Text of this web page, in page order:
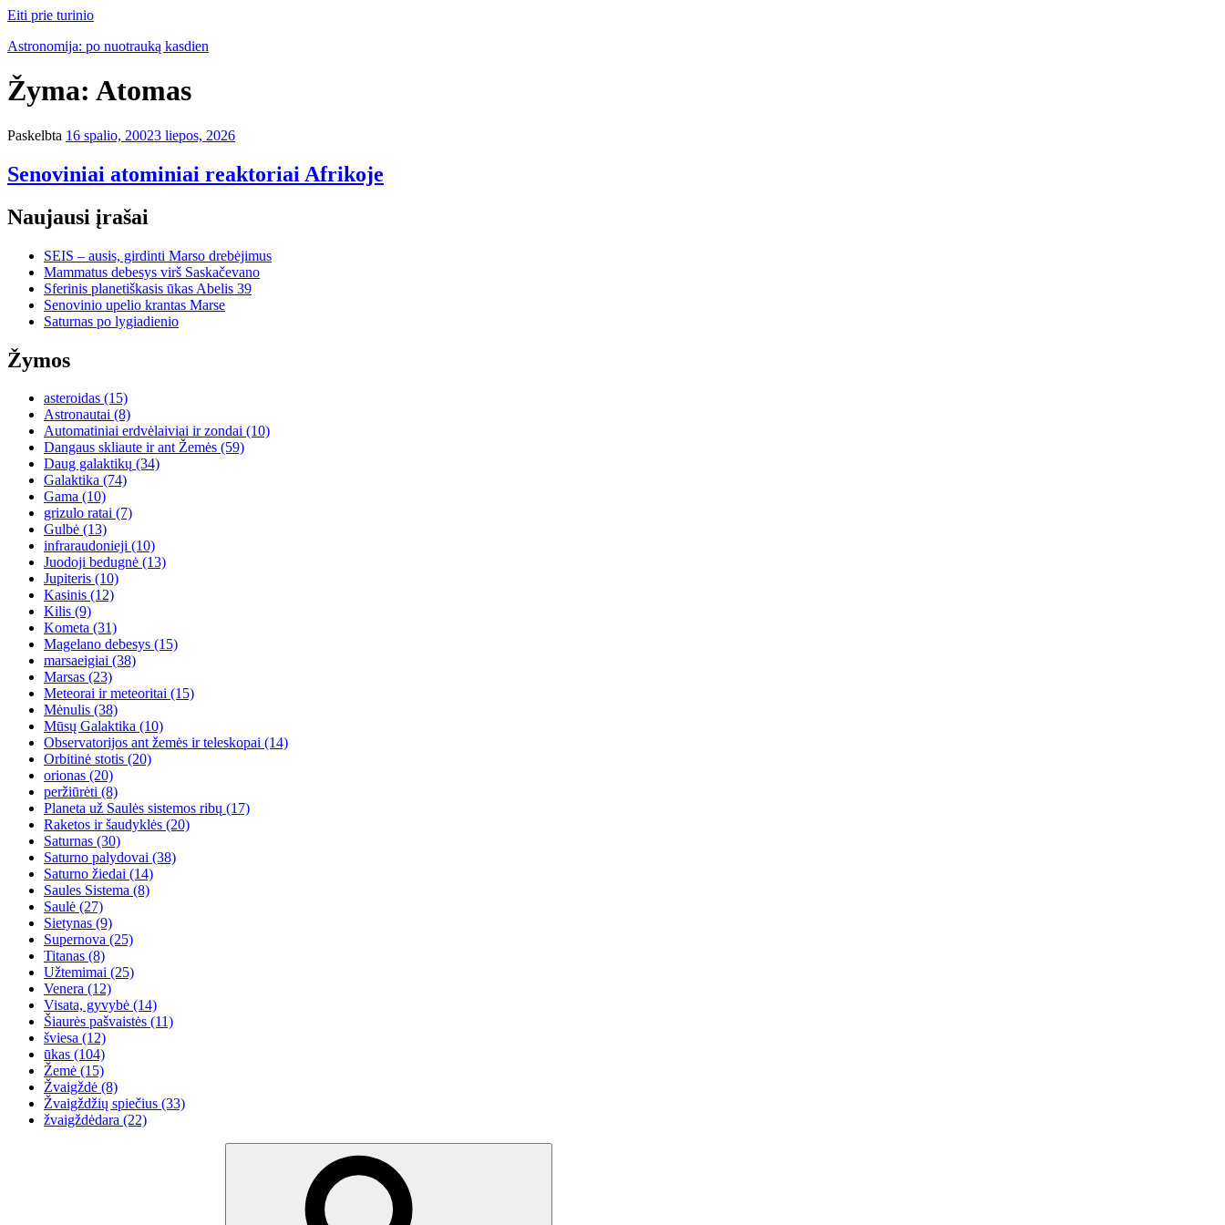
Eiti prie turinio
Astronomija: po nuotrauką kasdien
Žyma: Atomas
Paskelbta 16 spalio, 20023 liepos, 2026
Senoviniai atominiai reaktoriai Afrikoje
Naujausi įrašai
SEIS – ausis, girdinti Marso drebėjimus
Mammatus debesys virš Saskačevano
Sferinis planetiškasis ūkas Abelis 39
Senovinio upelio krantas Marse
Saturnas po lygiadienio
Žymos
asteroidas (15)
Astronautai (8)
Automatiniai erdvėlaiviai ir zondai (10)
Dangaus skliaute ir ant Žemės (59)
Daug galaktikų (34)
Galaktika (74)
Gama (10)
grizulo ratai (7)
Gulbė (13)
infraraudonieji (10)
Juodoji bedugnė (13)
Jupiteris (10)
Kasinis (12)
Kilis (9)
Kometa (31)
Magelano debesys (15)
marsaeigiai (38)
Marsas (23)
Meteorai ir meteoritai (15)
Mėnulis (38)
Mūsų Galaktika (10)
Observatorijos ant žemės ir teleskopai (14)
Orbitinė stotis (20)
orionas (20)
peržiūrėti (8)
Planeta už Saulės sistemos ribų (17)
Raketos ir šaudyklės (20)
Saturnas (30)
Saturno palydovai (38)
Saturno žiedai (14)
Saules Sistema (8)
Saulė (27)
Sietynas (9)
Supernova (25)
Titanas (8)
Užtemimai (25)
Venera (12)
Visata, gyvybė (14)
Šiaurės pašvaistės (11)
šviesa (12)
ūkas (104)
Žemė (15)
Žvaigždė (8)
Žvaigždžių spiečius (33)
žvaigždėdara (22)